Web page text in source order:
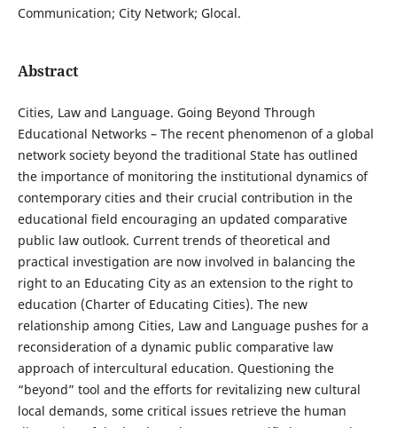
Communication; City Network; Glocal.
Abstract
Cities, Law and Language. Going Beyond Through
Educational Networks – The recent phenomenon of a global
network society beyond the traditional State has outlined
the importance of monitoring the institutional dynamics of
contemporary cities and their crucial contribution in the
educational field encouraging an updated comparative
public law outlook. Current trends of theoretical and
practical investigation are now involved in balancing the
right to an Educating City as an extension to the right to
education (Charter of Educating Cities). The new
relationship among Cities, Law and Language pushes for a
reconsideration of a dynamic public comparative law
approach of intercultural education. Questioning the
“beyond” tool and the efforts for revitalizing new cultural
local demands, some critical issues retrieve the human